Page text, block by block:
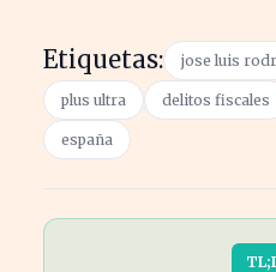
Etiquetas: jose luis
plus ultra delitos fiscales
españa